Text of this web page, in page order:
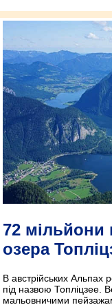
72 мільйони
озера
В австрійських Альпах
під назвою Топліцзее.
мальовничими